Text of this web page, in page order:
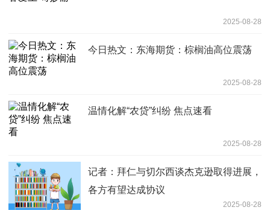
2025-08-28
今日热文：东海期货：棕榈油高位震荡
2025-08-28
温情化解“农贷”纠纷 焦点速看
2025-08-28
记者：拜仁与切尔西谈杰克逊取得进展，
各方有望达成协议
2025-08-28